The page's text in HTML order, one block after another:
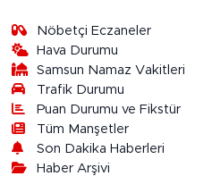
Nöbetçi Eczaneler
Hava Durumu
Samsun Namaz Vakitleri
Trafik Durumu
Puan Durumu ve Fikstür
Tüm Manşetler
Son Dakika Haberleri
Haber Arşivi